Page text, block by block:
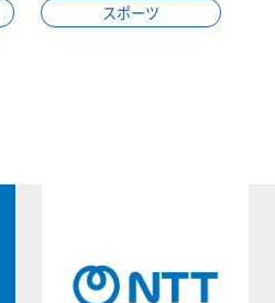
スポーツ